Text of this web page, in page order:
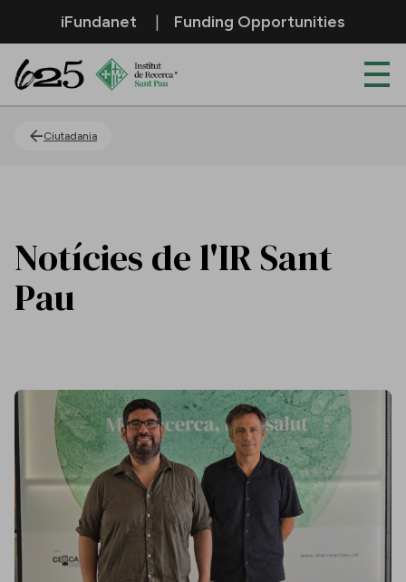
Salta al contingut principal
iFundanet Funding Opportunities
Ciutadania
Notícies de l'IR Sant
Pau